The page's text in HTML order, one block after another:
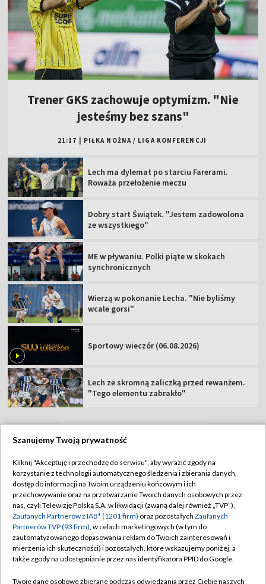
Trener GKS zachowuje optymizm. "Nie
jesteśmy bez szans"
21:17 PIŁKA NOŻNA / LIGA KONFERENCJI
Lech ma dylemat po starciu Farerami.
Roważa przełożenie meczu
Dobry start Świątek. "Jestem zadowolona
ze wszystkiego"
ME w pływaniu. Polki piąte w skokach
synchronicznych
Wierzą w pokonanie Lecha. "Nie byliśmy
wcale gorsi"
Sportowy wieczór (06.08.2026)
Lech ze skromną zaliczką przed rewanżem.
"Tego elementu zabrakło"
Abonament TVP
Sklep TVP
Biuro Reklamy
Oferta Handlowa
Telegazeta ogłoszenia
Regulamin TVP
Polityka prywatności
Moje zgody
Biuro reklamy
Kontakt
Szanujemy Twoją prywatność
Kliknij "Akceptuję i przechodzę do serwisu", aby wyrazić zgody na
korzystanie z technologii automatycznego śledzenia i zbierania danych,
dostęp do informacji na Twoim urządzeniu końcowym i ich
przechowywanie oraz na przetwarzanie Twoich danych osobowych przez
nas, czyli Telewizję Polską S.A. w likwidacji (zwaną dalej również „TVP”),
Zaufanych Partnerów z IAB* (1201 firm) oraz pozostałych Zaufanych
Partnerów TVP (93 firm), w celach marketingowych (w tym do
zautomatyzowanego dopasowania reklam do Twoich zainteresowań i
mierzenia ich skuteczności) i pozostałych, które wskazujemy poniżej, a
także zgody na udostępnianie przez nas identyfikatora PPID do Google.
Twoje dane osobowe zbierane podczas odwiedzania przez Ciebie naszych